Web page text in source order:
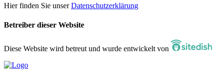
Hier finden Sie unserDatenschutzerklärung
Betreiber dieser Website
Diese Website wird betreut und wurde entwickelt von